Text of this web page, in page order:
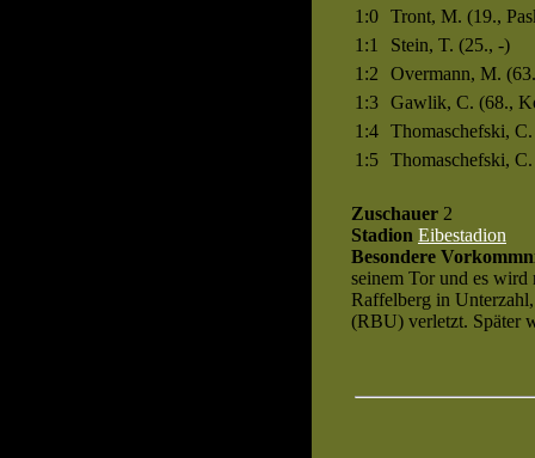
1:0 Tront, M. (19.,
1:1
Stein, T. (25., -)
1:2
Overmann, M.
1:3 Gawlik, C. (68.,
1:4 Thomaschefski,
1:5 Thomaschefski,
Zuschauer 2
Stadion Eibestadion
Besondere
seinem Tor und es
Raffelberg in
(RBU) verletzt. Später